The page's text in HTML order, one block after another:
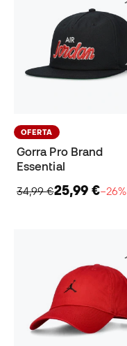
OFERTA
Gorra Pro Brand
Essential
34,99 €25,99 €−26%